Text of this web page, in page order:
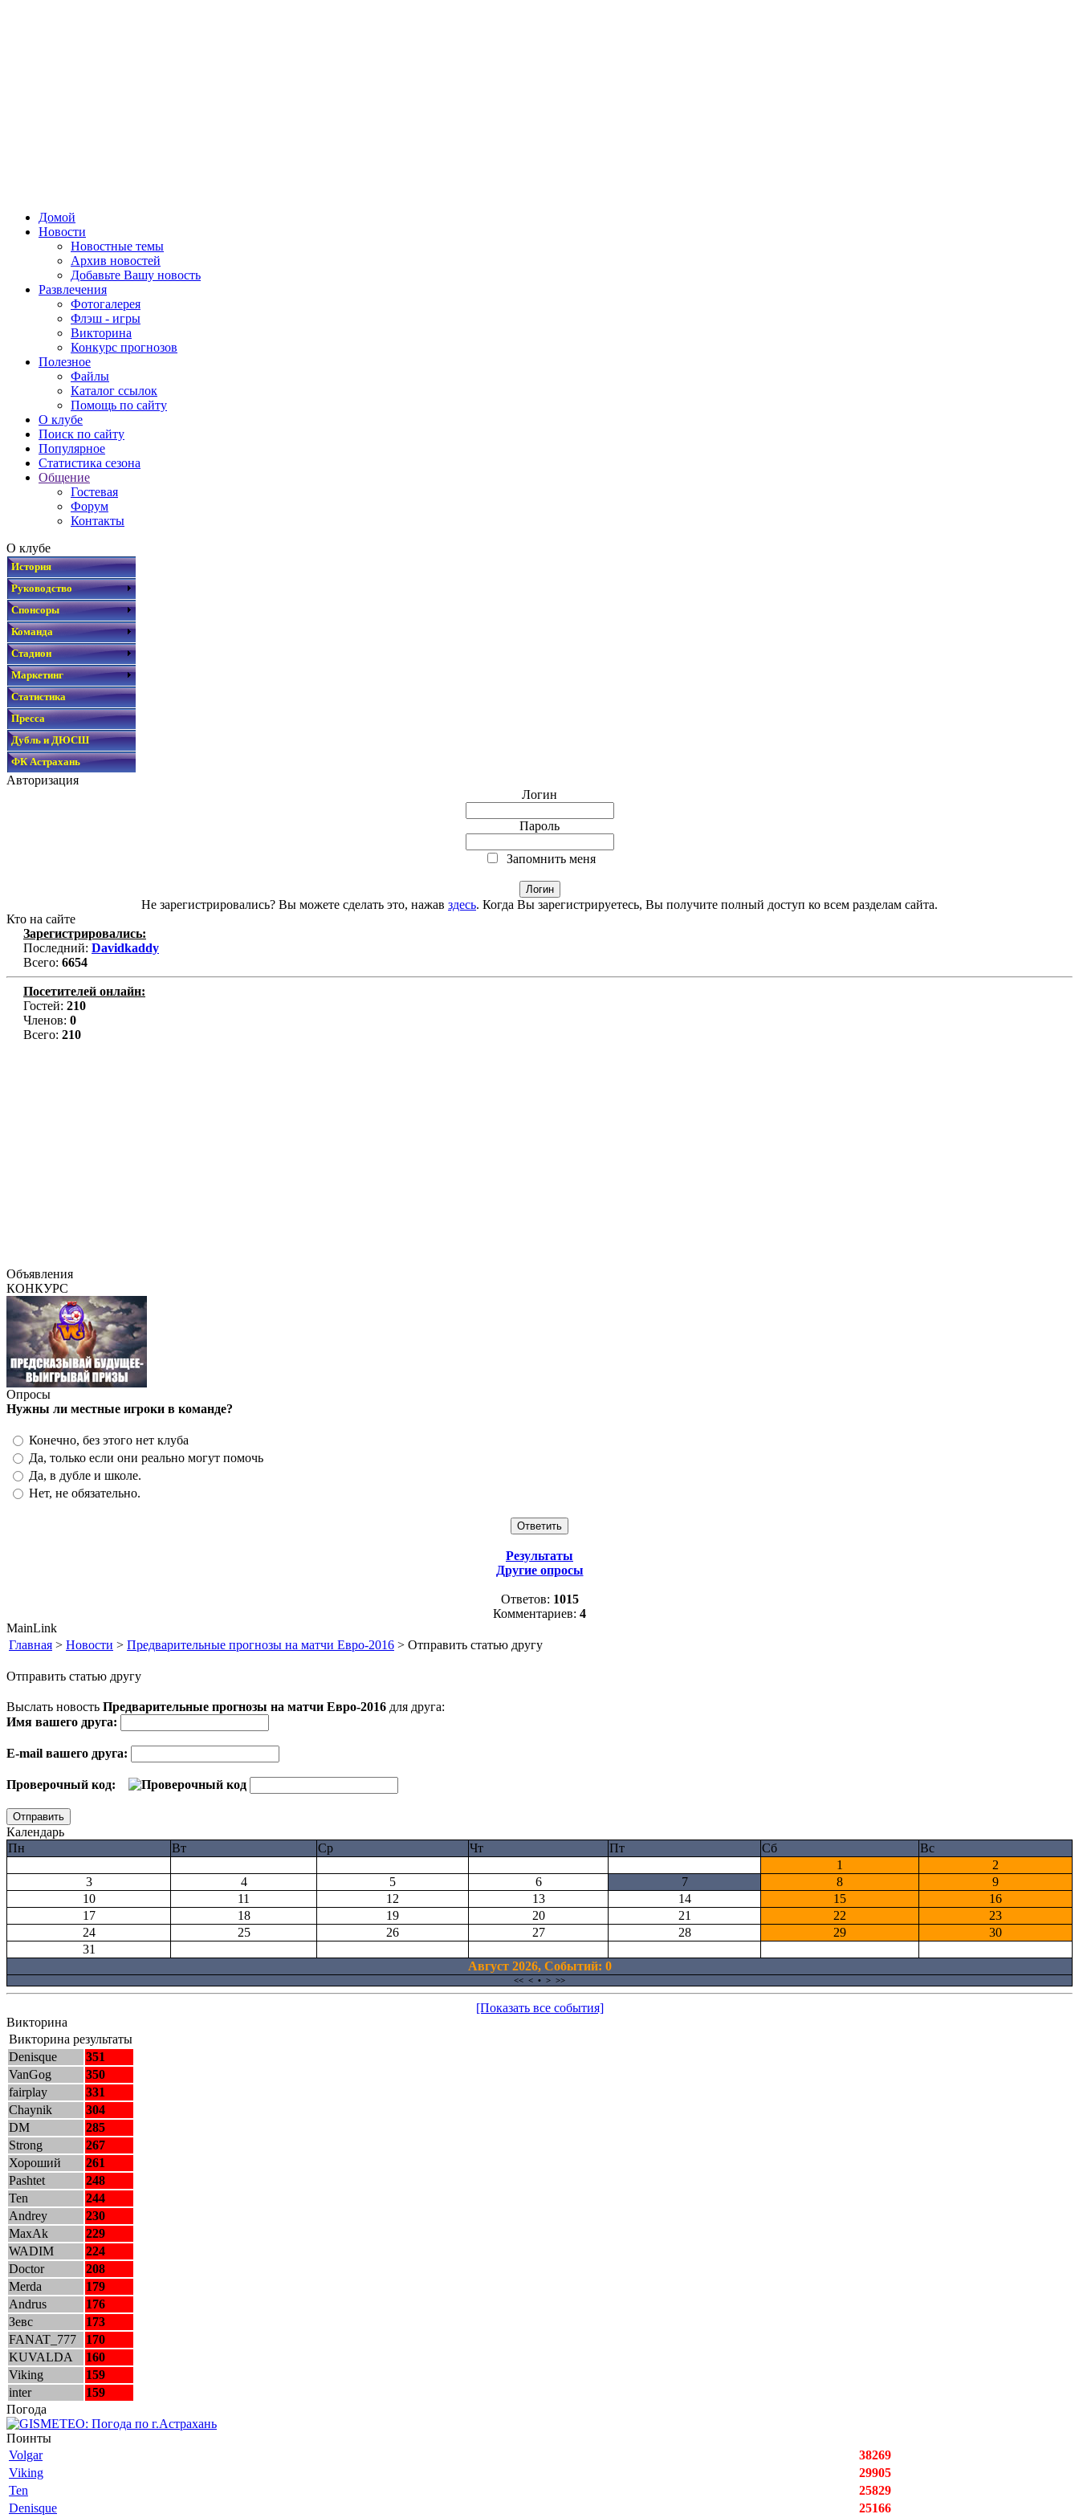
Домой
Новости
Новостные темы
Архив новостей
Добавьте Вашу новость
Развлечения
Фотогалерея
Флэш - игры
Викторина
Конкурс прогнозов
Полезное
Файлы
Каталог ссылок
Помощь по сайту
О клубе
Поиск по сайту
Популярное
Статистика сезона
Общение
Гостевая
Форум
Контакты
О клубе
История
Руководство
Спонсоры
Команда
Стадион
Маркетинг
Статистика
Пресса
Дубль и ДЮСШ
ФК Астрахань
Авторизация
Логин
Пароль
Запомнить меня
Не зарегистрировались? Вы можете сделать это, нажав здесь. Когда Вы зарегистрируетесь, Вы получите полный доступ ко всем разделам сайта.
Кто на сайте
Зарегистрировались:
Последний: Davidkaddy
Всего: 6654
Посетителей онлайн:
Гостей: 210
Членов: 0
Всего: 210
Объявления
КОНКУРС
Опросы
Нужны ли местные игроки в команде?
Конечно, без этого нет клуба
Да, только если они реально могут помочь
Да, в дубле и школе.
Нет, не обязательно.
Результаты
Другие опросы
Ответов: 1015
Комментариев: 4
MainLink
Главная > Новости > Предварительные прогнозы на матчи Евро-2016 > Отправить статью другу
Отправить статью другу
Выслать новость Предварительные прогнозы на матчи Евро-2016 для друга:
Имя вашего друга:
E-mail вашего друга:
Проверочный код:
Календарь
Пн
Вт Ср Чт Пт Сб
Вс
1
2
3
4 5 6 7 8
9
10
11 12 13 14 15
16
17
18 19 20 21 22
23
24
25 26 27 28 29
30
31
Август 2026, Cобытий: 0
<< < • > >>
[Показать все события]
Викторина
Викторина результаты
Denisque
351
VanGog
350
fairplay
331
Chaynik
304
DM
285
Strong
267
Хороший
261
Pashtet
248
Ten
244
Andrey
230
MaxAk
229
WADIM
224
Doctor
208
Merda
179
Andrus
176
Зевс
173
FANAT_777
170
KUVALDA
160
Viking
159
inter
159
Погода
Поинты
Volgar
38269
Viking
29905
Ten
25829
Denisque
25166